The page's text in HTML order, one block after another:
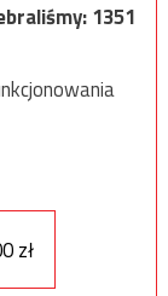
1351
zł